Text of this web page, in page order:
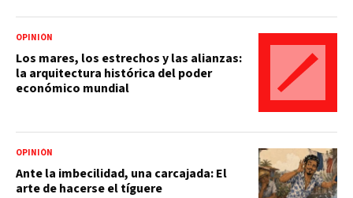
OPINIÓN
Los mares, los estrechos y las alianzas:
la arquitectura histórica del poder
económico mundial
OPINIÓN
Ante la imbecilidad, una carcajada: El
arte de hacerse el tíguere